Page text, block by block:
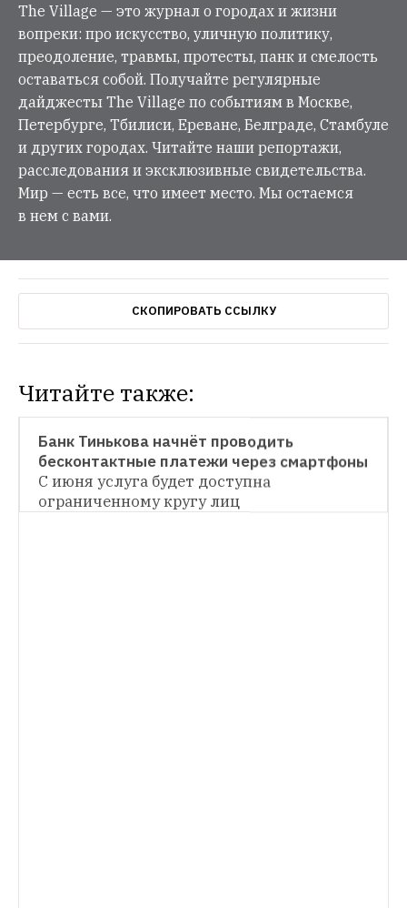
The Village — это журнал о городах и жизни
вопреки: про искусство, уличную политику,
преодоление, травмы, протесты, панк и смелость
оставаться собой. Получайте регулярные
дайджесты The Village по событиям в Москве,
Петербурге, Тбилиси, Ереване, Белграде, Стамбуле
и других городах. Читайте наши репортажи,
расследования и эксклюзивные свидетельства.
Мир — есть все, что имеет место. Мы остаемся
в нем с вами.
СКОПИРОВАТЬ ССЫЛКУ
Читайте также:
НОВОСТИ
Платёжное приложение Clinkle передаёт
НОВОСТИ
Банк Тинькова начнёт проводить
бесконтактные платежи через смартфоны
С июня услуга будет доступна
ограниченному кругу лиц